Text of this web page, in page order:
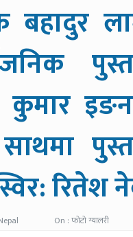
रितेश
On : फोटो ग्यालरी